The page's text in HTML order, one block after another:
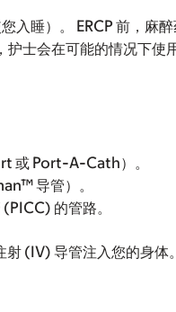
入睡）。 ERCP 前，麻
士会在可能的情况下使
或 Port-A-Cath）。
导管）。
的管路。
(IV) 导管注入您的身体